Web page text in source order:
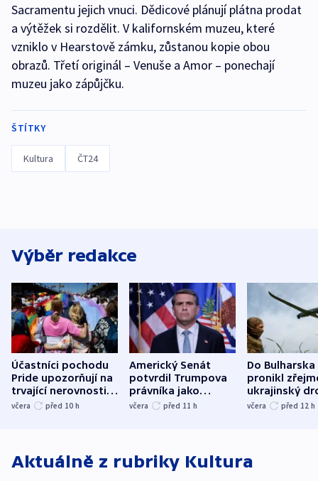
Sacramentu jejich vnuci. Dědicové plánují plátna prodat
a výtěžek si rozdělit. V kalifornském muzeu, které
vzniklo v Hearstově zámku, zůstanou kopie obou
obrazů. Třetí originál – Venuše a Amor – ponechají
muzeu jako zápůjčku.
ŠTÍTKY
Kultura ČT24
Výběr redakce
Účastníci pochodu
Pride upozorňují na
trvající nerovnosti i
společenskou
včera před 10 h
Americký Senát
potvrdil Trumpova
právníka jako
ministra
včera před 11 h
Do Bulharska
pronikl
ukrajinský
explodoval
včera před 12 h
Aktuálně z rubriky Kultura